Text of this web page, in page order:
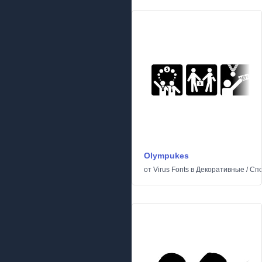
Olympukes
от Virus Fonts в Декоративные /